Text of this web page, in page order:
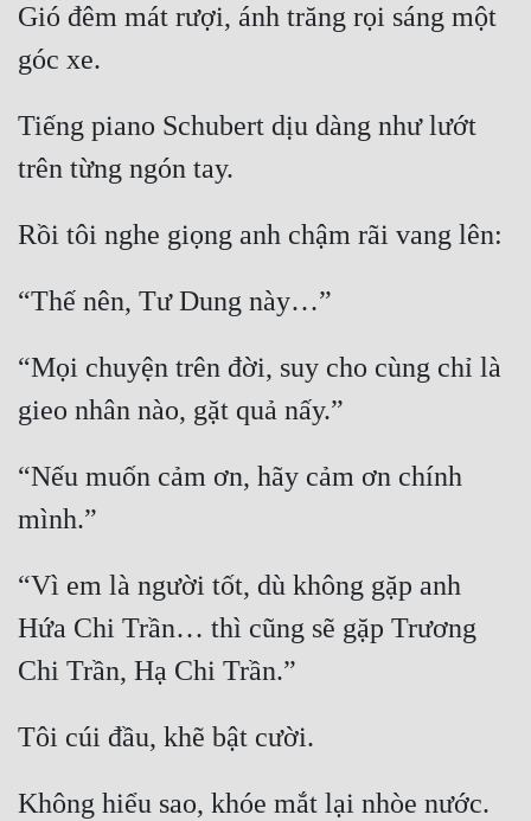
Gió đêm mát rượi, ánh trăng rọi sáng một
góc xe.
Tiếng piano Schubert dịu dàng như lướt
trên từng ngón tay.
Rồi tôi nghe giọng anh chậm rãi vang lên:
“Thế nên, Tư Dung này…”
“Mọi chuyện trên đời, suy cho cùng chỉ là
gieo nhân nào, gặt quả nấy.”
“Nếu muốn cảm ơn, hãy cảm ơn chính
mình.”
“Vì em là người tốt, dù không gặp anh
Hứa Chi Trần… thì cũng sẽ gặp Trương
Chi Trần, Hạ Chi Trần.”
Tôi cúi đầu, khẽ bật cười.
Không hiểu sao, khóe mắt lại nhòe nước.